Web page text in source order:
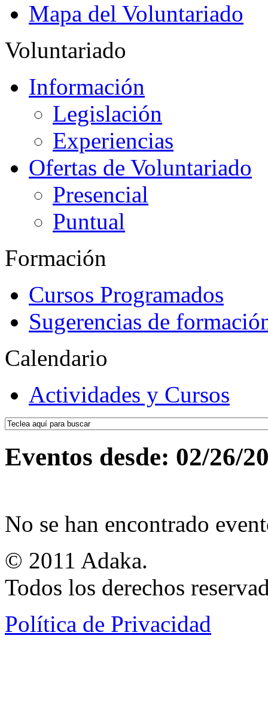
Mapa del Voluntariado
Voluntariado
Información
Legislación
Experiencias
Ofertas de Voluntariado
Presencial
Puntual
Formación
Cursos Programados
Sugerencias de
Calendario
Actividades y Cursos
Eventos desde: 02/26/
No se han encontrado
© 2011 Adaka.
Todos los derechos
Política de Privacidad